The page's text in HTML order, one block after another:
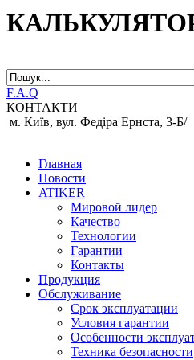
F.A.Q
КОНТАКТИ
м. Київ, вул. Федіра Ернста, 3-Б/
Главная
Новости
ATIKER
Мировой лидер
Качество
Технологии
Гарантии
Контакты
Продукция
Обслуживание
Срок эксплуатации
Условия гарантии
Особенности
Техника безопасности